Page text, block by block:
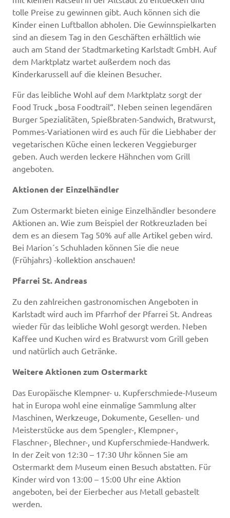
tolle Preise zu gewinnen gibt. Auch können sich die
Kinder einen Luftballon abholen. Die Gewinnspielkarten
sind an diesem Tag in den Geschäften erhältlich wie
auch am Stand der Stadtmarketing Karlstadt GmbH. Auf
dem Marktplatz wartet außerdem noch das
Kinderkarussell auf die kleinen Besucher.
Für das leibliche Wohl auf dem Marktplatz sorgt der
Food Truck „bosa Foodtrail“. Neben seinen legendären
Burger Spezialitäten, Spießbraten-Sandwich, Bratwurst,
Pommes-Variationen wird es auch für die Liebhaber der
vegetarischen Küche einen leckeren Veggieburger
geben. Auch werden leckere Hähnchen vom Grill
angeboten.
Aktionen der Einzelhändler
Zum Ostermarkt bieten einige Einzelhändler besondere
Aktionen an. Wie zum Beispiel der Rotkreuzladen bei
dem es an diesem Tag 50% auf alle Artikel geben wird.
Bei Marion´s Schuhladen können Sie die neue
(Frühjahrs) -kollektion anschauen!
Pfarrei St. Andreas
Zu den zahlreichen gastronomischen Angeboten in
Karlstadt wird auch im Pfarrhof der Pfarrei St. Andreas
wieder für das leibliche Wohl gesorgt werden. Neben
Kaffee und Kuchen wird es Bratwurst vom Grill geben
und natürlich auch Getränke.
Weitere Aktionen zum Ostermarkt
Das Europäische Klempner- u. Kupferschmiede-Museum
hat in Europa wohl eine einmalige Sammlung alter
Maschinen, Werkzeuge, Dokumente, Gesellen- und
Meisterstücke aus dem Spengler-, Klempner-,
Flaschner-, Blechner-, und Kupferschmiede-Handwerk.
In der Zeit von 12:30 – 17:30 Uhr können Sie am
Ostermarkt dem Museum einen Besuch abstatten. Für
Kinder wird von 13:00 – 15:00 Uhr eine Aktion
angeboten, bei der Eierbecher aus Metall gebastelt
werden.